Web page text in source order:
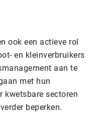
ook een actieve rol
en kleinverbruikers
aan te
met hun
kwetsbare sectoren
beperken.